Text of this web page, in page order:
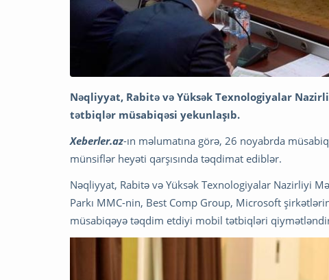
Nəqliyyat, Rabitə və Yüksək Texnologiyalar
tətbiqlər müsabiqəsi yekunlaşıb.
Xeberler.az-ın məlumatına görə, 26 noyabrda
münsiflər heyəti qarşısında təqdimat ediblər.
Nəqliyyat, Rabitə və Yüksək Texnologiyalar Nazirliyi
Parkı MMC-nin, Best Comp Group, Microsoft
müsabiqəyə təqdim etdiyi mobil tətbiqləri